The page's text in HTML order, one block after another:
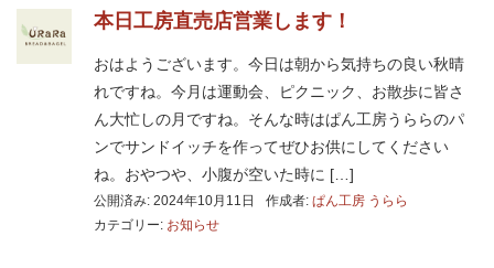
本日工房直売店営業します！
おはようございます。今日は朝から気持ちの良い秋晴
れですね。今月は運動会、ピクニック、お散歩に皆さ
ん大忙しの月ですね。そんな時はぱん工房うららのパ
ンでサンドイッチを作ってぜひお供にしてください
ね。おやつや、小腹が空いた時に […]
公開済み: 2024年10月11日 作成者: ぱん工房 うらら
カテゴリー: お知らせ